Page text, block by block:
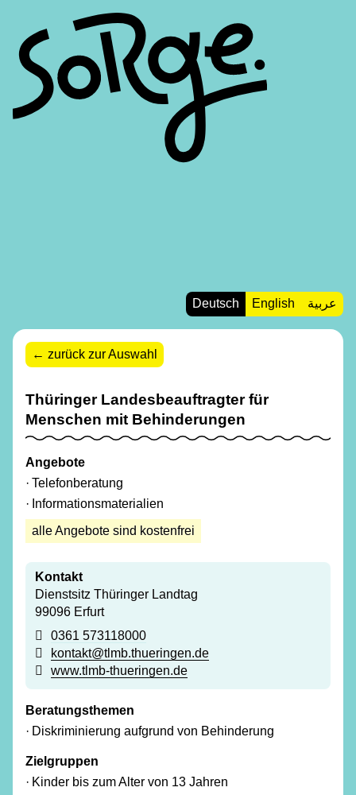
Deutsch English عربية
zurück zur Auswahl
Thüringer Landesbeauftragter für
Menschen mit Behinderungen
Angebote
Telefonberatung
Informationsmaterialien
alle Angebote sind kostenfrei
Kontakt
Dienstsitz Thüringer Landtag
99096 Erfurt
0361 573118000
kontakt@tlmb.thueringen.de
www.tlmb-thueringen.de
Beratungsthemen
Diskriminierung aufgrund von Behinderung
Zielgruppen
Kinder bis zum Alter von 13 Jahren